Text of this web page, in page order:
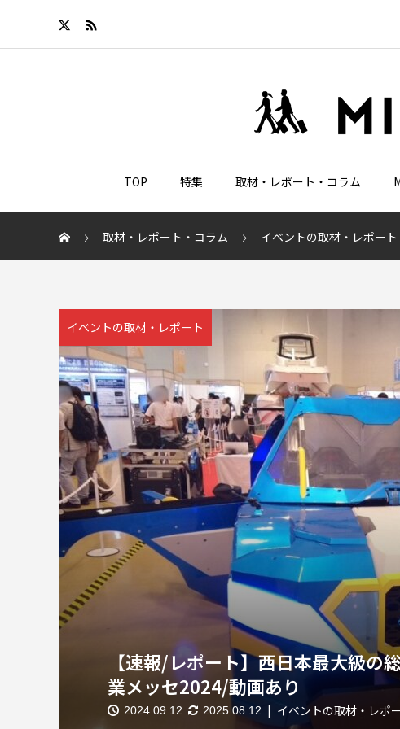
TOP 特集 取材・レポート・コラム
取材・レポート・コラム イベントの取材・レポート
イベントの取材・レポート
【速報/レポート】西日本最大級の
業メッセ2024/動画あり
2024.09.12 2025.08.12 イベントの取材・レポ